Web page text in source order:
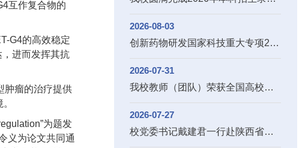
互作复合物的
G4的高效稳定
进而发挥其抗
肿瘤的治疗提供
为题发
义为论文共同通
2026-08-03
创新药物研发国家科技重大专项2026年度新立...
2026-07-31
我校教师（团队）荣获全国高校教师教学创新...
2026-07-27
校党委书记戴建君一行赴陕西省安康市镇坪县...